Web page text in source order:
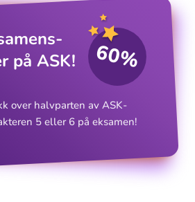
på ASK!
60%
over halvparten av ASK-
5 eller 6 på eksamen!